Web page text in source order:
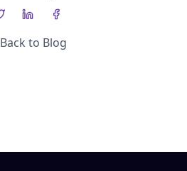
Back to Blog